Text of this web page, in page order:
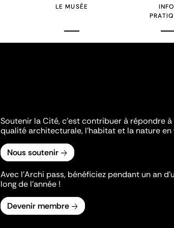
LE MUSÉE
Soutenir la Cité, c'est contribuer à répondre
qualité architecturale, l'habitat et la nature en
Nous soutenir
Avec l’Archi pass, bénéficiez pendant un an
long de l’année !
Devenir membre